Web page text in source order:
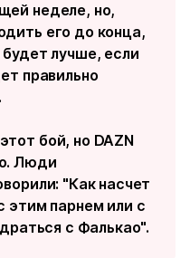
неделе, но,
его до конца,
лучше, если
правильно
бой, но DAZN
Люди
"Как насчет
этим парнем или с
с Фалькао".